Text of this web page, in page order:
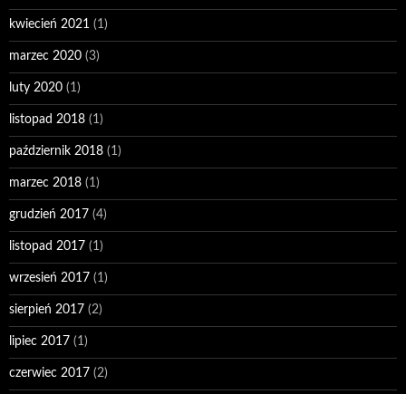
kwiecień 2021 (1)
marzec 2020 (3)
luty 2020 (1)
listopad 2018 (1)
październik 2018 (1)
marzec 2018 (1)
grudzień 2017 (4)
listopad 2017 (1)
wrzesień 2017 (1)
sierpień 2017 (2)
lipiec 2017 (1)
czerwiec 2017 (2)